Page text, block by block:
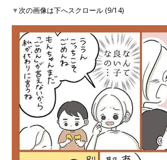
▼次の画像は下へスクロール (9/14)